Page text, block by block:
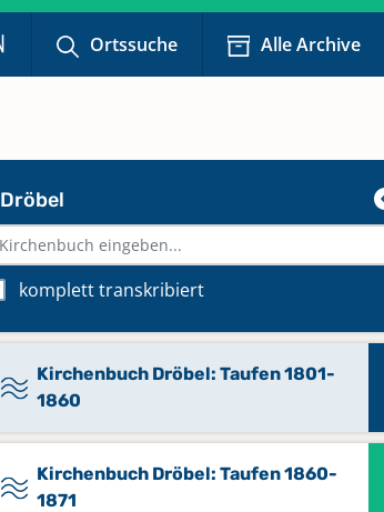
Ortssuche Alle Archive
Dröbel
komplett transkribiert
Kirchenbuch Dröbel: Kommunikanten
1780-1861
Keine verfügbaren Digitalisate
Keine verfügbaren Digitalisate
1910-2015
Kirchenbuch Dröbel: Taufen 1801-
1860
Kirchenbuch Dröbel: Taufen 1860-
1871